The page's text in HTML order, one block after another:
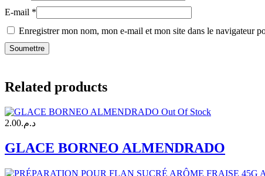
E-mail *
Enregistrer mon nom, mon e-mail et mon site dans le navigateur
Related products
Out Of Stock
د.م.2.00
GLACE BORNEO ALMENDRADO